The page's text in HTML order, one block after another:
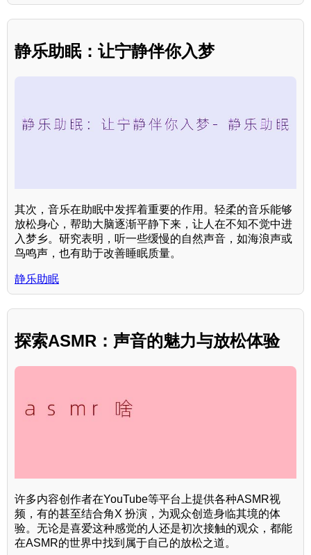
静乐助眠：让宁静伴你入梦
其次，音乐在助眠中发挥着重要的作用。轻柔的音乐能够
放松身心，帮助大脑逐渐平静下来，让人在不知不觉中进
入梦乡。研究表明，听一些缓慢的自然声音，如海浪声或
鸟鸣声，也有助于改善睡眠质量。
静乐助眠
探索ASMR：声音的魅力与放松体验
许多内容创作者在YouTube等平台上提供各种ASMR视
频，有的甚至结合角X 扮演，为观众创造身临其境的体
验。无论是喜爱这种感觉的人还是初次接触的观众，都能
在ASMR的世界中找到属于自己的放松之道。